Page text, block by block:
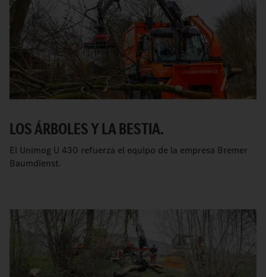
LOS ÁRBOLES Y LA BESTIA.
El Unimog U 430 refuerza el equipo de la empresa Bremer
Baumdienst.